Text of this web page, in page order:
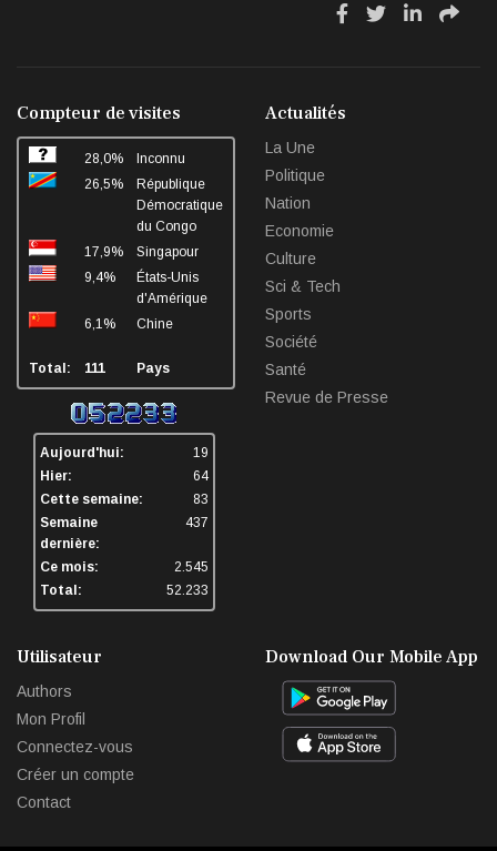
fa
fa
fa
fa
Compteur de visites
28,0%
Inconnu
26,5%
République
Démocratique
du Congo
17,9%
Singapour
9,4%
États-Unis
d'Amérique
6,1%
Chine
Total: 111 Pays
Aujourd'hui:
19
Hier:
64
Cette semaine:
83
Semaine
dernière:
437
Ce mois:
2.545
Total:
52.233
Actualités
La Une
Politique
Nation
Economie
Culture
Sci & Tech
Sports
Société
Santé
Revue de Presse
Utilisateur
Authors
Mon Profil
Connectez-vous
Créer un compte
Contact
Download Our Mobile App